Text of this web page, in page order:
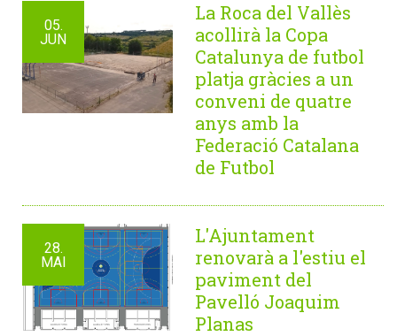
05.
JUN
La Roca del Vallès
acollirà la Copa
Catalunya de futbol
platja gràcies a un
conveni de quatre
anys amb la
Federació Catalana
de Futbol
28.
MAI
L'Ajuntament
renovarà a l'estiu el
paviment del
Pavelló Joaquim
Planas